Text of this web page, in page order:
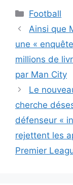
Catégories
Football
Ainsi que
une «
millions de
par Man City
Le
cherche
défenseur «
rejettent les
Premier